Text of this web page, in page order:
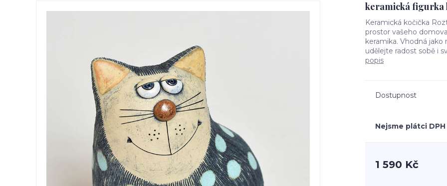
keramická figurka
Keramická kočička
prostor vašeho
keramika. Vhodná
udělejte radost sobě i
popis
Dostupnost
Nejsme plátci DPH
1 590 Kč